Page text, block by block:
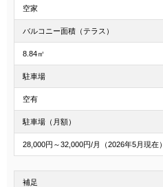
空家
バルコニー面積（テラス）
8.84㎡
駐車場
空有
駐車場（月額）
28,000円～32,000円/月（2026年5月現在）
補足